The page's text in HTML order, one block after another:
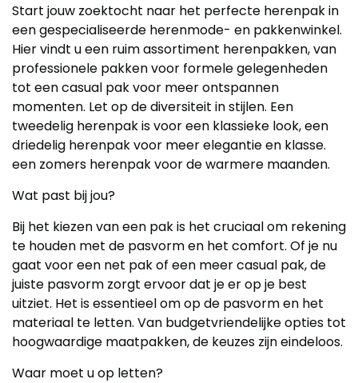
Start jouw zoektocht naar het perfecte herenpak in
een gespecialiseerde herenmode- en pakkenwinkel.
Hier vindt u een ruim assortiment herenpakken, van
professionele pakken voor formele gelegenheden
tot een casual pak voor meer ontspannen
momenten. Let op de diversiteit in stijlen. Een
tweedelig herenpak is voor een klassieke look, een
driedelig herenpak voor meer elegantie en klasse.
een zomers herenpak voor de warmere maanden.
Wat past bij jou?
Bij het kiezen van een pak is het cruciaal om rekening
te houden met de pasvorm en het comfort. Of je nu
gaat voor een net pak of een meer casual pak, de
juiste pasvorm zorgt ervoor dat je er op je best
uitziet. Het is essentieel om op de pasvorm en het
materiaal te letten. Van budgetvriendelijke opties tot
hoogwaardige maatpakken, de keuzes zijn eindeloos.
Waar moet u op letten?